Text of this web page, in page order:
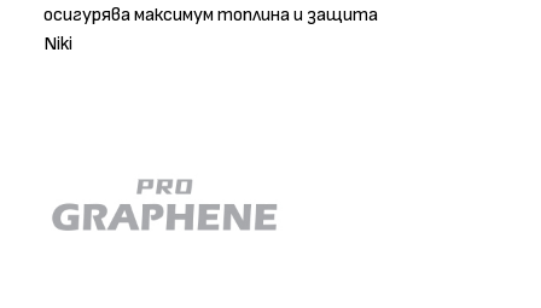
осигурява максимум топлина и защита
Niki